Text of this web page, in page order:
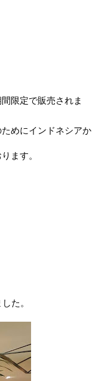
限定で販売されま
めにインドネシアか
ます。
た。